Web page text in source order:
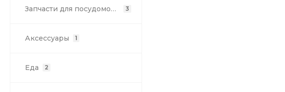
Запчасти для посудомоечных машин Flavia 3
Аксессуары 1
Еда 2